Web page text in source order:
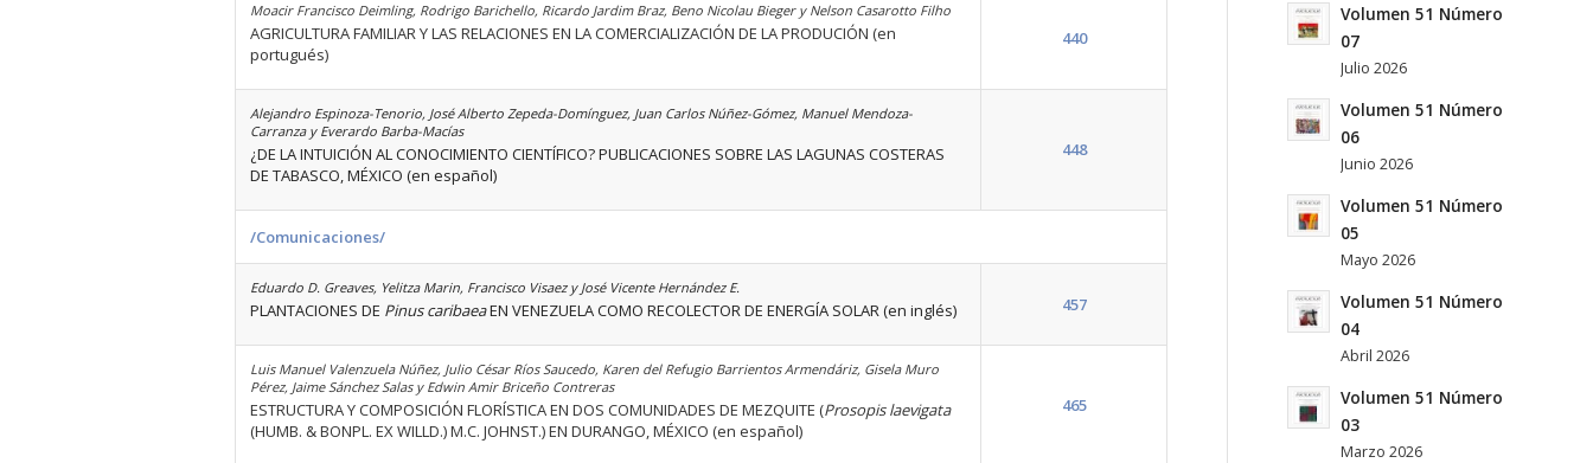
Moacir Francisco Deimling, Rodrigo Barichello, Ricardo Jardim Braz, Beno Nicolau Bieger y Nelson Casarotto Filho
AGRICULTURA FAMILIAR Y LAS RELACIONES EN LA COMERCIALIZACIÓN DE LA PRODUCIÓN (en
portugués)
440
Alejandro Espinoza-Tenorio, José Alberto Zepeda-Domínguez, Juan Carlos Núñez-Gómez, Manuel Mendoza-
Carranza y Everardo Barba-Macías
¿DE LA INTUICIÓN AL CONOCIMIENTO CIENTÍFICO? PUBLICACIONES SOBRE LAS LAGUNAS COSTERAS
DE TABASCO, MÉXICO (en español)
448
/Comunicaciones/
Eduardo D. Greaves, Yelitza Marin, Francisco Visaez y José Vicente Hernández E.
PLANTACIONES DE Pinus caribaeaEN VENEZUELA COMO RECOLECTOR DE ENERGÍA SOLAR (en inglés) 457
Luis Manuel Valenzuela Núñez, Julio César Ríos Saucedo, Karen del Refugio Barrientos Armendáriz, Gisela Muro
Pérez, Jaime Sánchez Salas y Edwin Amir Briceño Contreras
ESTRUCTURA Y COMPOSICIÓN FLORÍSTICA EN DOS COMUNIDADES DE MEZQUITE (Prosopis laevigata
(HUMB. & BONPL. EX WILLD.) M.C. JOHNST.) EN DURANGO, MÉXICO (en español)
465
Volumen 51 Número
07
Julio 2026
Volumen 51 Número
06
Junio 2026
Volumen 51 Número
05
Mayo 2026
Volumen 51 Número
04
Abril 2026
Volumen 51 Número
03
Marzo 2026